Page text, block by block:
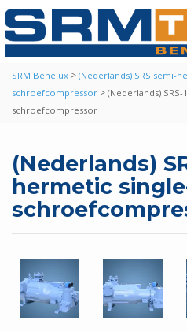
SRM Benelux > (Nederlands) SRS semi-
schroefcompressor > (Nederlands)
schroefcompressor
(Nederlands)
hermetic